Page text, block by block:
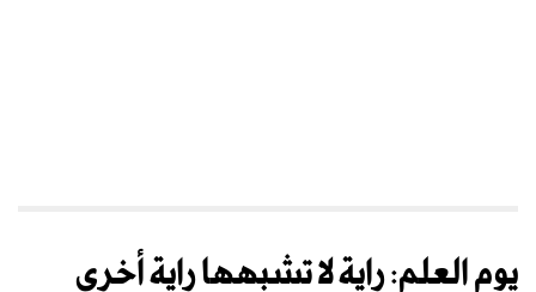
يوم العلم: راية لا تشبهها راية أخرى